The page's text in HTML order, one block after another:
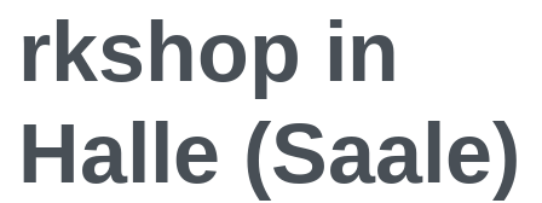
rkshop in
Halle (Saale)